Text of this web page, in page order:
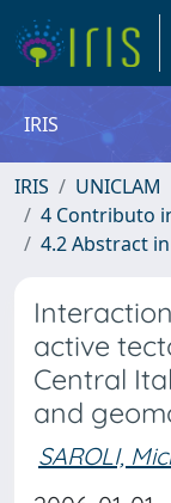
IRIS
IRIS
UNICLAM
4 Contributo
4.2 Abstract
active
Central
and
SAROLI,